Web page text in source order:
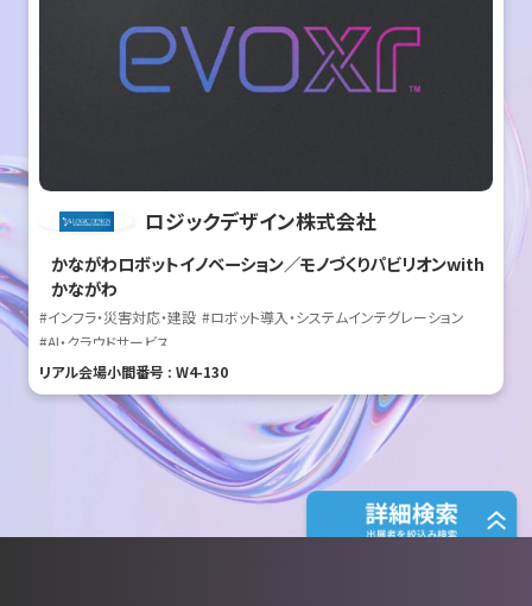
ロジックデザイン株式会社
かながわロボットイノベーション／モノづくりパビリオンwith
かながわ
#インフラ・災害対応・建設 #ロボット導入・システムインテグレーション
#AI・クラウドサービス
リアル会場小間番号 : W4-130